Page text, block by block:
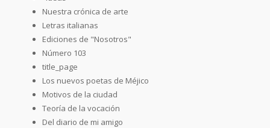
Nuestra crónica de arte
Letras italianas
Ediciones de "Nosotros"
Número 103
title_page
Los nuevos poetas de Méjico
Motivos de la ciudad
Teoría de la vocación
Del diario de mi amigo